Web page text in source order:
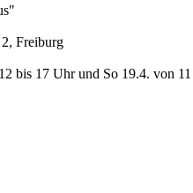
Freiburg
bis 17 Uhr und So 19.4. von